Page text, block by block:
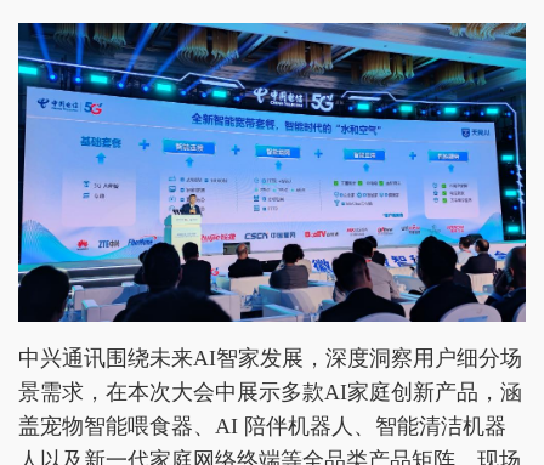
中兴通讯围绕未来AI智家发展，深度洞察用户细分场
景需求，在本次大会中展示多款AI家庭创新产品，涵
盖宠物智能喂食器、AI 陪伴机器人、智能清洁机器